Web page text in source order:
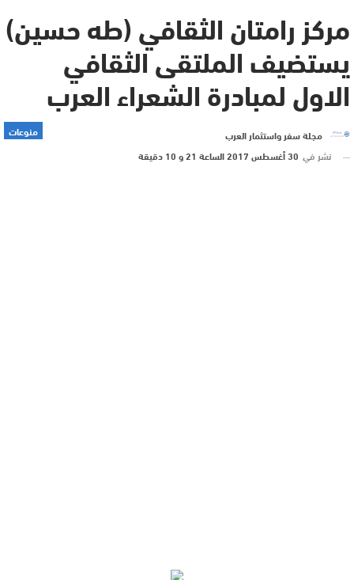
مركز رامتان الثقافي (طه حسين)
يستضيف الملتقى الثقافي
الاول لمبادرة الشعراء العرب
منوعات
مجلة سفر واستثمار العرب
نشر في 30 أغسطس 2017 الساعة 21 و 10 دقيقة